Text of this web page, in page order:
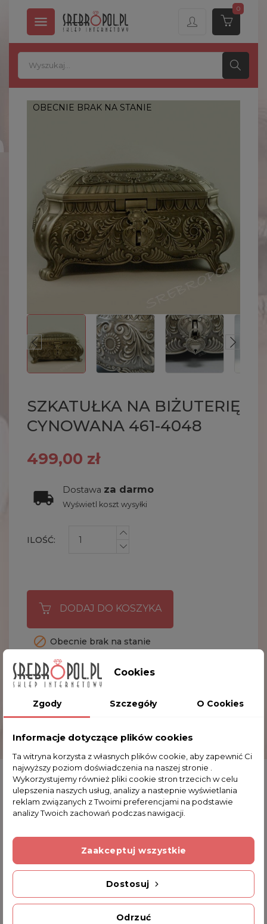

0
OBECNIE BRAK NA STANIE
SZKATUŁKA NA BIŻUTERIĘ
CYNOWANA 461-4048
499,00 zł
Dostawa za darmo
Wyświetl koszt wysyłki
ILOŚĆ:
DODAJ DO KOSZYKA
 Obecnie brak na stanie
DEDYKACJA
SZCZEGÓŁY PRODUKTU
Wyjątkowa szkatułka na biżuterię o bardzo dużych
wymiarach. Została ozdobiona licznymi wzorami i
zamykana jest na kłódeczkę (brak w zestawie).
Szkatułka posiada dwa poziomu: pierwszy jest
podzielony na cztery przegródki, zaś drugi na trzy
przegródki. Wykonana została z metalu
cynowanego. W rzeczywistości prezentuje się
jeszcze lepiej. Świetny upominek dla kobiety, która
Cookies
Zgody Szczegóły O Cookies
Informacje dotyczące plików cookies
Ta witryna korzysta z własnych plików cookie, aby zapewnić Ci
najwyższy poziom doświadczenia na naszej stronie .
Wykorzystujemy również pliki cookie stron trzecich w celu
ulepszenia naszych usług, analizy a nastepnie wyświetlania
reklam związanych z Twoimi preferencjami na podstawie
analizy Twoich zachowań podczas nawigacji.
Odrzuć
Dostosuj
Zaakceptuj wszystkie